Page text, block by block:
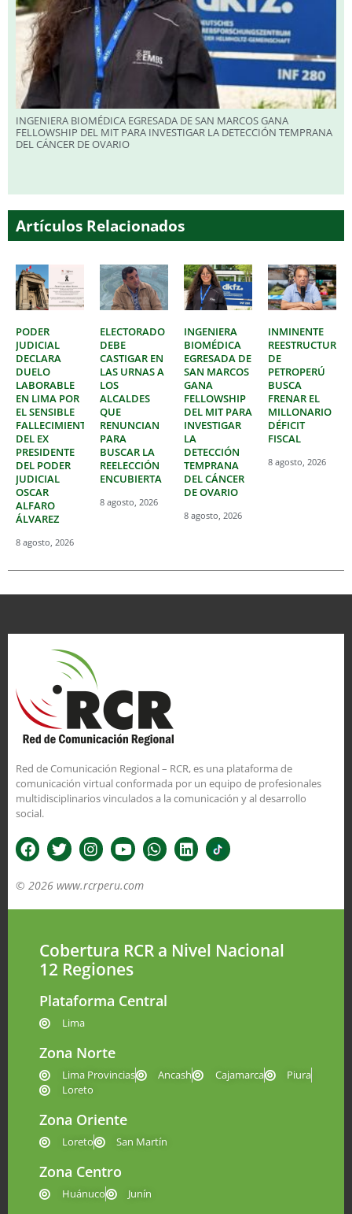
INGENIERA BIOMÉDICA EGRESADA DE SAN MARCOS GANA
FELLOWSHIP DEL MIT PARA INVESTIGAR LA DETECCIÓN TEMPRANA
DEL CÁNCER DE OVARIO
Artículos Relacionados
PODER
JUDICIAL
DECLARA
DUELO
LABORABLE
EN LIMA POR
EL SENSIBLE
FALLECIMIENTO
DEL EX
PRESIDENTE
DEL PODER
JUDICIAL
OSCAR
ALFARO
ÁLVAREZ
8 agosto, 2026
ELECTORADO
DEBE
CASTIGAR EN
LAS URNAS A
LOS
ALCALDES
QUE
RENUNCIAN
PARA
BUSCAR LA
REELECCIÓN
ENCUBIERTA
8 agosto, 2026
INGENIERA
BIOMÉDICA
EGRESADA DE
SAN MARCOS
GANA
FELLOWSHIP
DEL MIT PARA
INVESTIGAR
LA
DETECCIÓN
TEMPRANA
DEL CÁNCER
DE OVARIO
8 agosto, 2026
INMINENTE
DE
PETROPERÚ
BUSCA
FRENAR EL
MILLONARIO
DÉFICIT
FISCAL
8 agosto, 2026
Red de Comunicación Regional – RCR, es una plataforma de
comunicación virtual conformada por un equipo de profesionales
multidisciplinarios vinculados a la comunicación y al desarrollo
social.
© 2026 www.rcrperu.com
Cobertura RCR a Nivel Nacional
12 Regiones
Plataforma Central
Lima
Zona Norte
Lima Provincias Ancash Cajamarca
Piura
Loreto
Zona Oriente
Loreto San Martín
Zona Centro
Huánuco Junín